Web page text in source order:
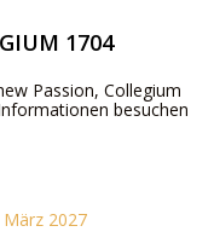
1704
Passion, Collegium
besuchen
2027